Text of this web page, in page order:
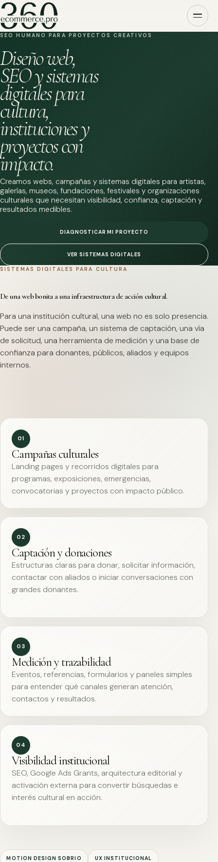
SEO HUMANO PARA PROYECTOS CREATIVOS
Diseño web,
SEO y sistemas
digitales para
cultura,
instituciones y
proyectos con
impacto.
Creamos webs, campañas y sistemas digitales para artistas,
galerías, museos, fundaciones, festivales y organizaciones
culturales que necesitan visibilidad, confianza, captación y
resultados medibles.
DIAGNOSTICAR MI PROYECTO
VER SISTEMAS DIGITALES
SISTEMAS DIGITALES PARA CULTURA
De una web bonita a una infraestructura de acción cultural.
Para una institución cultural, una web no es solo presencia.
Puede ser una campaña, un sistema de captación, una vía
de solicitud, una herramienta de medición y una base de
confianza para donantes, públicos, aliados y equipos
internos.
01
Campañas culturales
Landing pages y recorridos digitales para
programas, exposiciones, emergencias,
convocatorias y proyectos con impacto público.
02
Captación y donaciones
Estructuras claras para donar, solicitar información,
contactar con aliados o iniciar conversaciones con
grandes donantes.
03
Medición y trazabilidad
Eventos, referencias, formularios y paneles simples
para entender qué canales generan atención,
contactos y resultados.
04
Visibilidad institucional
SEO, Google Ads Grants, arquitectura editorial y
activación externa para convertir búsquedas e
interés cultural en acción.
MOTION DESIGN SOBRIO UX INSTITUCIONAL